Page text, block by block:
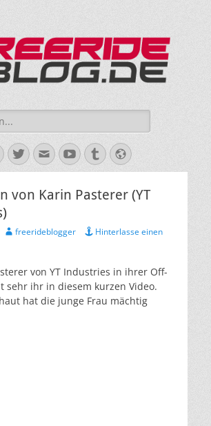
Facebook
Twitter
E-
Mail
YouTube
TumblrWebsite
von Karin Pasterer (YT
Autorfreerideblogger
Hinterlasse einen
von YT Industries in ihrer Off-
sehr ihr in diesem kurzen Video.
hat die junge Frau mächtig